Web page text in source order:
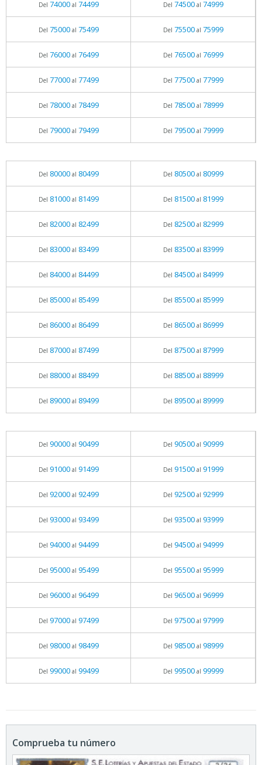
Del 74000al 74499 Del 74500al 74999
Del 75000al 75499 Del 75500al 75999
Del 76000al 76499 Del 76500al 76999
Del 77000al 77499 Del 77500al 77999
Del 78000al 78499 Del 78500al 78999
Del 79000al 79499 Del 79500al 79999
Del 80000al 80499 Del 80500al 80999
Del 81000al 81499 Del 81500al 81999
Del 82000al 82499 Del 82500al 82999
Del 83000al 83499 Del 83500al 83999
Del 84000al 84499 Del 84500al 84999
Del 85000al 85499 Del 85500al 85999
Del 86000al 86499 Del 86500al 86999
Del 87000al 87499 Del 87500al 87999
Del 88000al 88499 Del 88500al 88999
Del 89000al 89499 Del 89500al 89999
Del 90000al 90499 Del 90500al 90999
Del 91000al 91499 Del 91500al 91999
Del 92000al 92499 Del 92500al 92999
Del 93000al 93499 Del 93500al 93999
Del 94000al 94499 Del 94500al 94999
Del 95000al 95499 Del 95500al 95999
Del 96000al 96499 Del 96500al 96999
Del 97000al 97499 Del 97500al 97999
Del 98000al 98499 Del 98500al 98999
Del 99000al 99499 Del 99500al 99999
Comprueba tu número